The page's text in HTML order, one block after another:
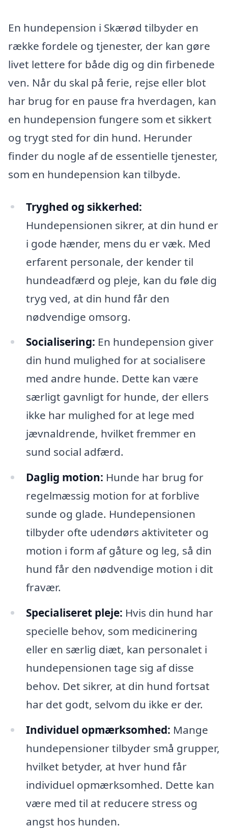
En hundepension i Skærød tilbyder en
række fordele og tjenester, der kan gøre
livet lettere for både dig og din firbenede
ven. Når du skal på ferie, rejse eller blot
har brug for en pause fra hverdagen, kan
en hundepension fungere som et sikkert
og trygt sted for din hund. Herunder
finder du nogle af de essentielle tjenester,
som en hundepension kan tilbyde.
Tryghed og sikkerhed:
Hundepensionen sikrer, at din hund er
i gode hænder, mens du er væk. Med
erfarent personale, der kender til
hundeadfærd og pleje, kan du føle dig
tryg ved, at din hund får den
nødvendige omsorg.
Socialisering: En hundepension giver
din hund mulighed for at socialisere
med andre hunde. Dette kan være
særligt gavnligt for hunde, der ellers
ikke har mulighed for at lege med
jævnaldrende, hvilket fremmer en
sund social adfærd.
Daglig motion: Hunde har brug for
regelmæssig motion for at forblive
sunde og glade. Hundepensionen
tilbyder ofte udendørs aktiviteter og
motion i form af gåture og leg, så din
hund får den nødvendige motion i dit
fravær.
Specialiseret pleje: Hvis din hund har
specielle behov, som medicinering
eller en særlig diæt, kan personalet i
hundepensionen tage sig af disse
behov. Det sikrer, at din hund fortsat
har det godt, selvom du ikke er der.
Individuel opmærksomhed: Mange
hundepensioner tilbyder små grupper,
hvilket betyder, at hver hund får
individuel opmærksomhed. Dette kan
være med til at reducere stress og
angst hos hunden.